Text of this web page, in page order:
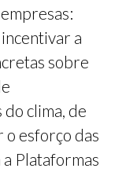
a
sobre
clima, de
o esforço das
Plataformas